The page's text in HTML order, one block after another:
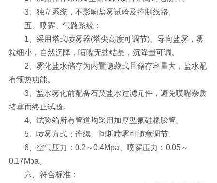
3、独立系统，不影响盐雾试验及控制线路。
五、喷雾、气路系统：
1、采用塔式喷雾器(塔尖高度可调节)、导向盐雾，雾
粒细小，自然沉降，喷嘴无盐结晶，沉降量可调。
2、雾化盐水储存为内置隐藏式且储存容量大，盐水配
有预热功能。
3、盐水雾化前配备石英盐水过滤元件，避免喷嘴杂质
堵塞而终止试验。
4、试验箱所有管道均采用加厚型氟硅橡胶管。
5、喷雾方式：连续、间断喷雾可随意调节。
6、空气压力：0.2～0.4Mpa、喷雾压力：0.05～
0.17Mpa。
六、符合标准：